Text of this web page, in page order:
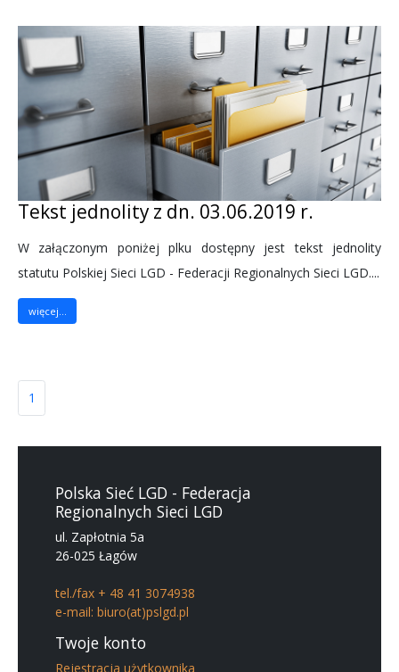
Tekst jednolity z dn. 03.06.2019 r.
W załączonym poniżej plku dostępny jest tekst jednolity
statutu Polskiej Sieci LGD - Federacji Regionalnych Sieci LGD....
więcej...
1
Polska Sieć LGD - Federacja
Regionalnych Sieci LGD
ul. Zapłotnia 5a
26-025 Łagów
tel./fax + 48 41 3074938
e-mail: biuro(at)pslgd.pl
Twoje konto
Rejestracja użytkownika